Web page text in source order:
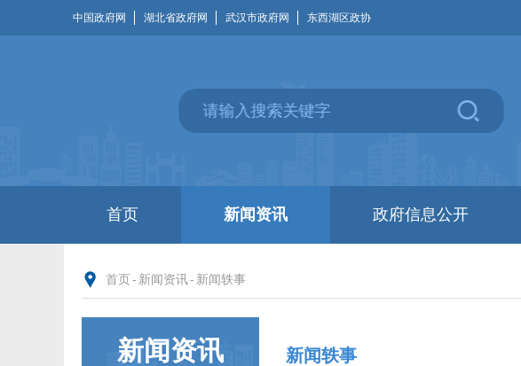
中国政府网 湖北省政府网 武汉市政府网 东西湖区政协
首页 新闻资讯 政府信息公开
首页 - 新闻资讯- 新闻轶事
新闻资讯 新闻轶事